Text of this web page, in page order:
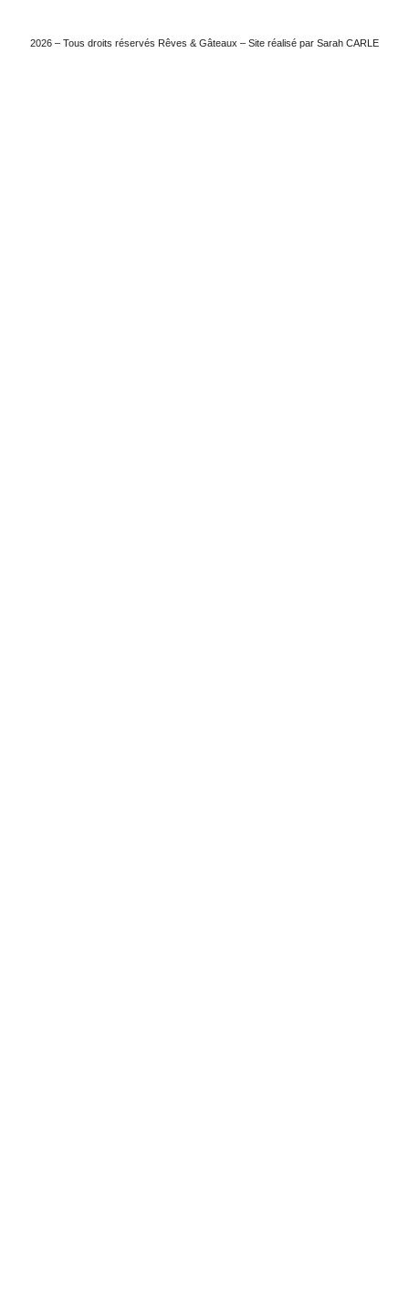
2026 – Tous droits réservés Rêves & Gâteaux – Site réalisé par Sarah CARLE